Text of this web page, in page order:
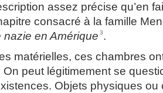
assez précise qu’en
consacré à la famille
nazie en Amérique 3.
matérielles, ces chambres
On peut légitimement se
Objets physiques ou